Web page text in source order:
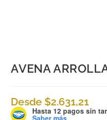
AVENA
Desde $2.631,21
Hasta 12 pagos sin